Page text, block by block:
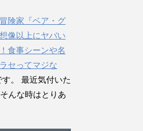
険家『ベア・グ
像以上にヤバい
食事シーンや名
セってマジな
。 最近気付いた
んな時はとりあ